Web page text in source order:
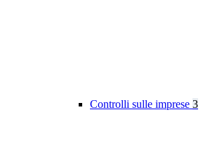
Controlli sulle imprese 3